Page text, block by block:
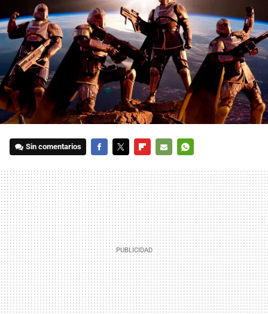
Sin comentarios
MAIL